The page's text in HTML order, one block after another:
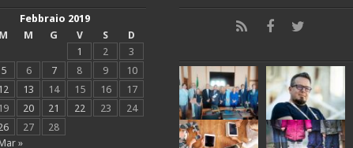
Febbraio 2019
M M G V S
D
1
2
3
5 6 7 8 9
10
12 13 14 15 16
17
19 20 21 22 23
24
27
28
»